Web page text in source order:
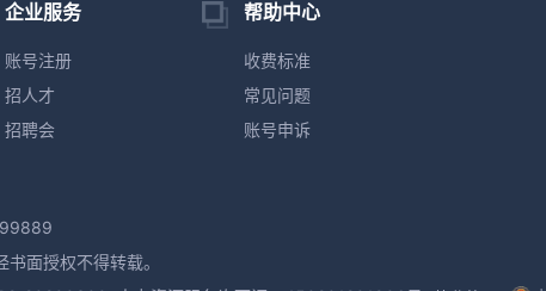
企业服务
账号注册
招人才
招聘会
帮助中心
收费标准
常见问题
账号申诉
面授权不得转载。